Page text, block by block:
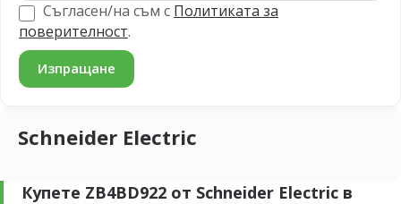
Съгласен/на съм с Политиката за
поверителност.
Schneider Electric
Купете ZB4BD922 от Schneider Electric в